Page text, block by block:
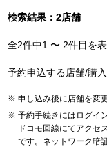
検索結果：2店舗
全2件中1 〜 2件目を
予約申込する店舗/購
申し込み後に店舗を変
予約手続きにはログイ
ドコモ回線にてアクセ
です。ネットワーク暗